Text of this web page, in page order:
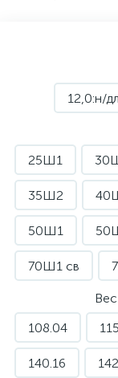
12,0:н/дл
25Ш1
35Ш2
50Ш1
70Ш1 св
108.04
140.16 142